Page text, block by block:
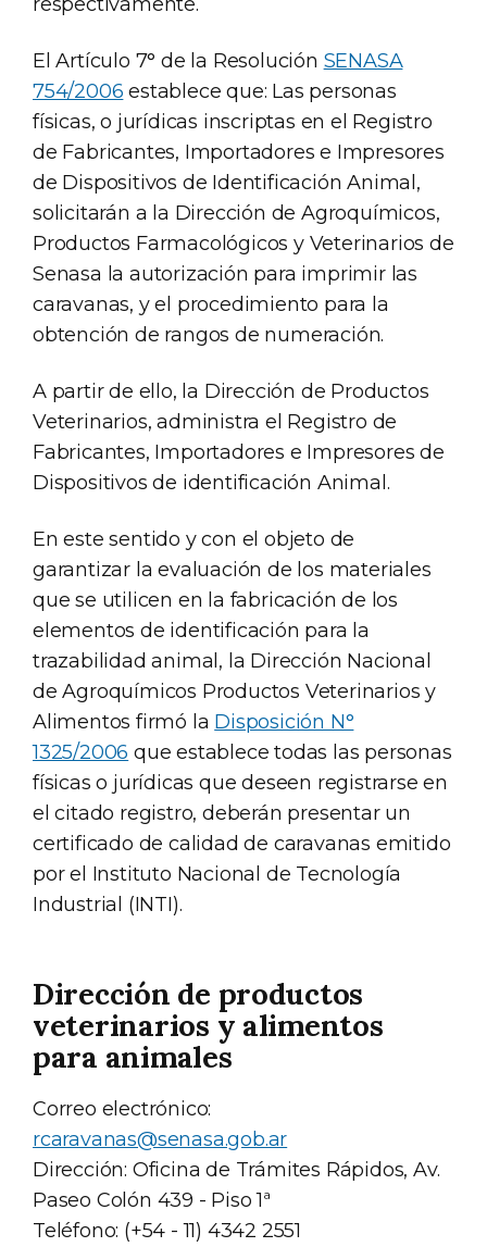
El Artículo 7° de la Resolución SENASA
754/2006 establece que: Las personas
físicas, o jurídicas inscriptas en el Registro
de Fabricantes, Importadores e Impresores
de Dispositivos de Identificación Animal,
solicitarán a la Dirección de Agroquímicos,
Productos Farmacológicos y Veterinarios de
Senasa la autorización para imprimir las
caravanas, y el procedimiento para la
obtención de rangos de numeración.
A partir de ello, la Dirección de Productos
Veterinarios, administra el Registro de
Fabricantes, Importadores e Impresores de
Dispositivos de identificación Animal.
En este sentido y con el objeto de
garantizar la evaluación de los materiales
que se utilicen en la fabricación de los
elementos de identificación para la
trazabilidad animal, la Dirección Nacional
de Agroquímicos Productos Veterinarios y
Alimentos firmó la Disposición N°
1325/2006 que establece todas las personas
físicas o jurídicas que deseen registrarse en
el citado registro, deberán presentar un
certificado de calidad de caravanas emitido
por el Instituto Nacional de Tecnología
Industrial (INTI).
Dirección de productos
veterinarios y alimentos
para animales
Correo electrónico:
rcaravanas@senasa.gob.ar
Dirección: Oficina de Trámites Rápidos, Av.
Paseo Colón 439 - Piso 1ª
Teléfono: (+54 - 11) 4342 2551